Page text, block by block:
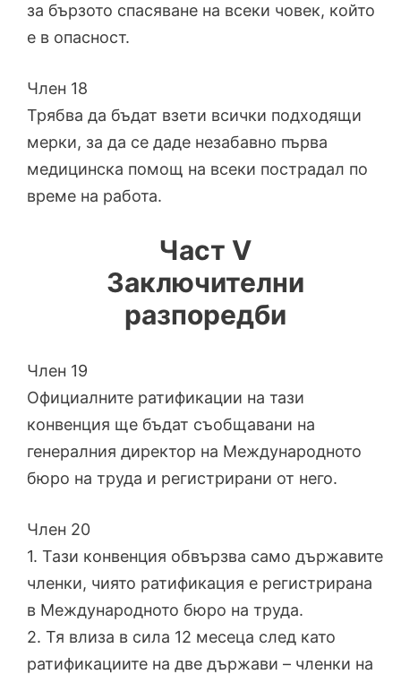
за бързото спасяване на всеки човек, който
е в опасност.
Член 18
Трябва да бъдат взети всички подходящи
мерки, за да се даде незабавно първа
медицинска помощ на всеки пострадал по
време на работа.
Част V
Заключителни
разпоредби
Член 19
Официалните ратификации на тази
конвенция ще бъдат съобщавани на
генералния директор на Международното
бюро на труда и регистрирани от него.
Член 20
1. Тази конвенция обвързва само държавите
членки, чиято ратификация е регистрирана
в Международното бюро на труда.
2. Тя влиза в сила 12 месеца след като
ратификациите на две държави – членки на